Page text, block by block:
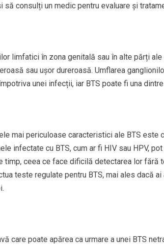
consulți un medic pentru evaluare și
limfatici în zona genitală sau în alte părți
sau ușor dureroasă. Umflarea
unei infecții, iar BTS poate fi una
mai periculoase caracteristici ale BTS este
infectate cu BTS, cum ar fi HIV sau HPV, pot
timp, ceea ce face dificilă detectarea lor fără
teste regulate pentru BTS, mai ales dacă ai
care poate apărea ca urmare a unei BTS